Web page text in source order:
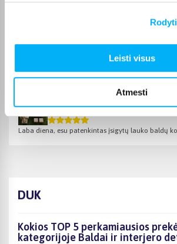
Leisti visus
Atmesti
Labai gražus ir patogus komplektas!! Galima
Laba diena, esu patenkintas įsigytų lauko baldų
DUK
Kokios TOP 5 perkamiausios
kategorijoje Baldai ir interjero